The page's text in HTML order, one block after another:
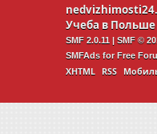
Учеба в
SMF 2.0.11 | SMF ©
SMFAds for Free
XHTML RSS